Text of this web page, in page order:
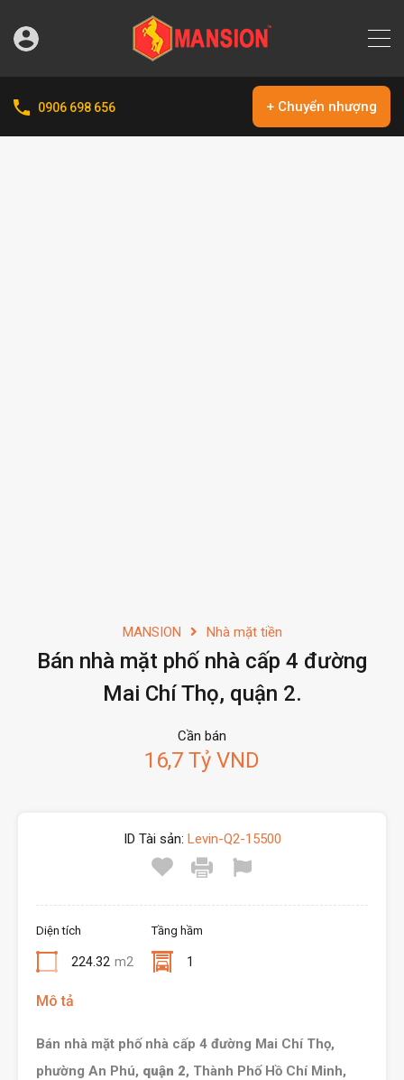
0906 698 656 + Chuyển nhượng
MANSION Nhà mặt tiền
Bán nhà mặt phố nhà cấp 4 đường
Mai Chí Thọ, quận 2.
Cần bán
16,7 Tỷ VND
ID Tài sản: Levin-Q2-15500
Diện tích
224.32 m2
Tầng hầm
1
Mô tả
Bán nhà mặt phố nhà cấp 4 đường Mai Chí Thọ,
phường An Phú, quận 2, Thành Phố Hồ Chí Minh,